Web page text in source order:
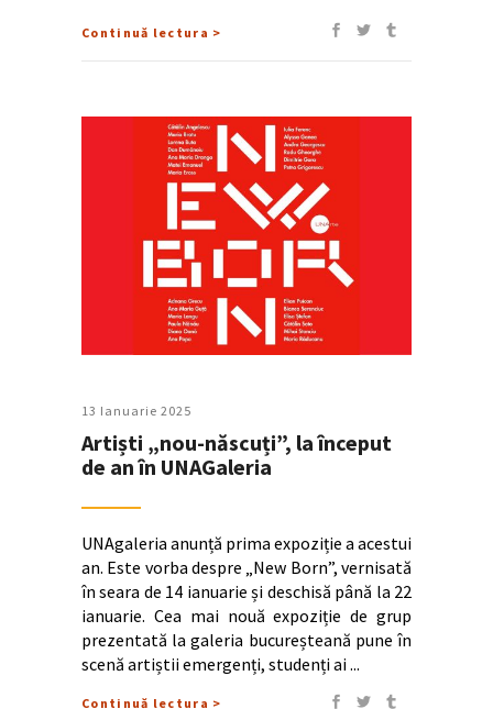
Continuă lectura >
13 Ianuarie 2025
Artiști „nou-născuți”, la început
de an în UNAGaleria
UNAgaleria anunță prima expoziție a acestui
an. Este vorba despre „New Born”, vernisată
în seara de 14 ianuarie și deschisă până la 22
ianuarie. Cea mai nouă expoziție de grup
prezentată la galeria bucureșteană pune în
scenă artiștii emergenți, studenți ai
Continuă lectura >